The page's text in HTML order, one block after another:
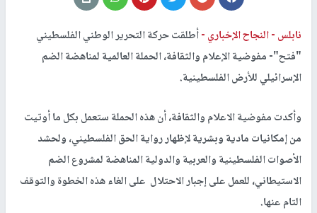
نابلس -النجاح الإخباري -أطلقت حركة التحرير الوطني الفلسطيني
"فتح"- مفوضية الإعلام والثقافة، الحملة العالمية لمناهضة الضم
الإسرائيلي للأرض الفلسطينية.
وأكدت مفوضية الاعلام والثقافة، أن هذه الحملة ستعمل بكل ما أوتيت
من إمكانيات مادية وبشرية لإظهار رواية الحق الفلسطيني، ولحشد
الأصوات الفلسطينية والعربية والدولية المناهضة لمشروع الضم
الاستيطاني، للعمل على إجبار الاحتلال على الغاء هذه الخطوة والتوقف
التام عنها.